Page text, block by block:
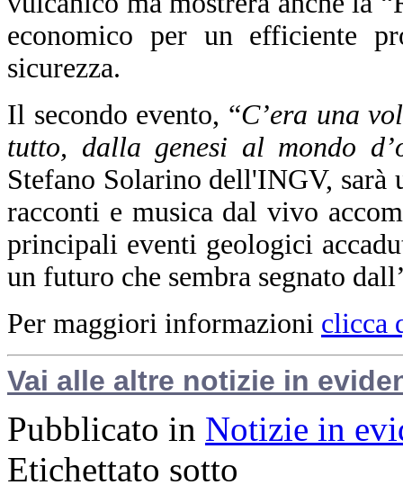
economico per un efficiente
sicurezza.
Il secondo evento, “C’era una
tutto, dalla genesi al mondo
Stefano Solarino dell'INGV,
racconti e musica dal vivo
principali eventi geologici
un futuro che sembra segnato
Per maggiori informazioni clicca
Vai alle altre notizie in
Pubblicato in Notizie in
Etichettato sotto